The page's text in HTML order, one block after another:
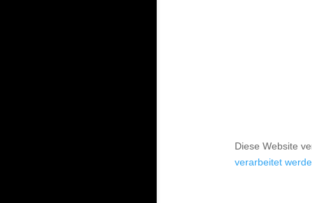
Diese Website
verarbeitet